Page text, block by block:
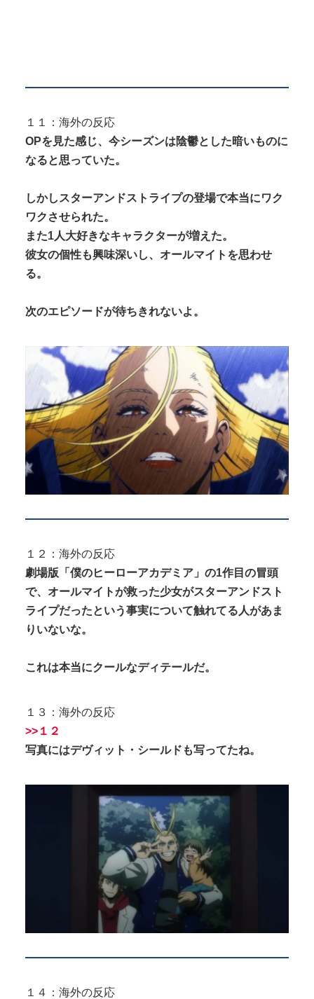
１１：海外の反応
OPを見た感じ、今シーズンは陰鬱とした暗いものに
なると思っていた。
しかしスターアンドストライプの登場で本当にワク
ワクさせられた。
また1人大好きなキャラクターが増えた。
彼女の個性も興味深いし、オールマイトを思わせ
る。
次のエピソードが待ちきれないよ。
１２：海外の反応
劇場版「僕のヒーローアカデミア」の1作目の冒頭
で、オールマイトが救った少女がスターアンドスト
ライプだったという事実について触れてる人があま
りいないな。
これは本当にクールなディテールだ。
１３：海外の反応
>>１２
写真にはデヴィット・シールドも写ってたね。
１４：海外の反応